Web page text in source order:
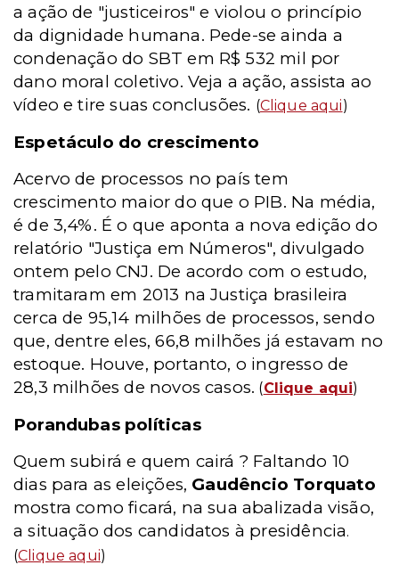
a ação de "justiceiros" e violou o princípio
da dignidade humana. Pede-se ainda a
condenação do SBT em R$ 532 mil por
dano moral coletivo. Veja a ação, assista ao
vídeo e tire suas conclusões. (Clique aqui)
Espetáculo do crescimento
Acervo de processos no país tem
crescimento maior do que o PIB. Na média,
é de 3,4%. É o que aponta a nova edição do
relatório "Justiça em Números", divulgado
ontem pelo CNJ. De acordo com o estudo,
tramitaram em 2013 na Justiça brasileira
cerca de 95,14 milhões de processos, sendo
que, dentre eles, 66,8 milhões já estavam no
estoque. Houve, portanto, o ingresso de
28,3 milhões de novos casos. (Clique aqui)
Porandubas políticas
Quem subirá e quem cairá ? Faltando 10
dias para as eleições, Gaudêncio Torquato
mostra como ficará, na sua abalizada visão,
a situação dos candidatos à presidência.
(Clique aqui)